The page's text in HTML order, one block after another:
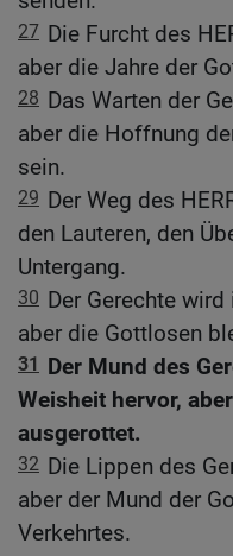
27 Die Furcht des
aber die Jahre der
28 Das Warten der
aber die Hoffnung
sein.
29 Der Weg des
den Lauteren, den
Untergang.
30 Der Gerechte
aber die Gottlosen
31
Der Mund des
Weisheit hervor,
ausgerottet.
32 Die Lippen des
aber der Mund der
Verkehrtes.